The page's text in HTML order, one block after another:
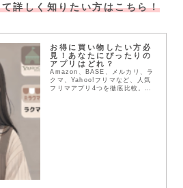
詳しく知りたい方はこちら！
お得に買い物したい方必
見！あなたにぴったりの
アプリはどれ？
Amazon、BASE、メルカリ、ラ
クマ、Yahoo!フリマなど、人気
フリマアプリ4つを徹底比較。送